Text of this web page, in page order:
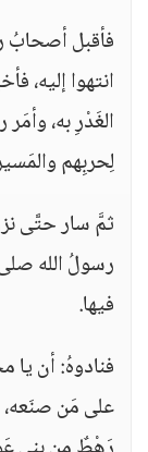
فأقبل أصحابُ
انتهوا إليه،
الغَدْرِ به،
لِحربِهم
ثمَّ سار حتَّى
رسولُ الله
فيها.
فنادوهُ: أن يا
على مَن صنَعه،